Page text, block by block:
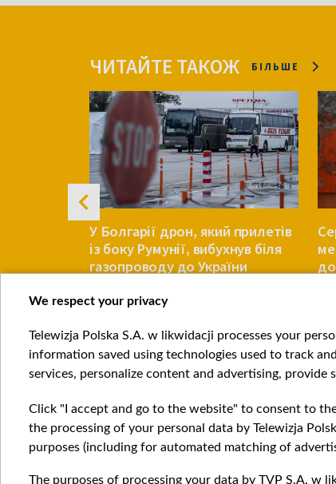
ЧИТАЙТЕ ТАКОЖ БІЛЬШЕ
У Болгарії дрон, який прилетів
із боку Румунії, вибухнув біля
газопроводу до України
ЄВРОПА
Item
1
of
We respect your privacy
Telewizja Polska S.A. w likwidacji processes your
information saved using technologies used to track
services, personalize content and advertising, provide
Click "I accept and go to the website" to consent to
the processing of your personal data by Telewizja
purposes (including for automated matching of
The purposes of processing your data by TVP S.A. w